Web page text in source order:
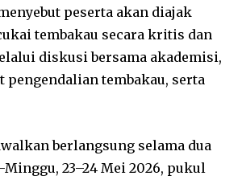
peserta akan diajak
tembakau secara kritis dan
diskusi bersama akademisi,
pengendalian tembakau, serta
berlangsung selama dua
Minggu, 23–24 Mei 2026, pukul